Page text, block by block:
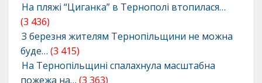
На пляжі “Циганка” в Тернополі втопилася…
(3 436)
З березня жителям Тернопільщини не можна
буде… (3 415)
На Тернопільщині спалахнула масштабна
пожежа на… (3 363)